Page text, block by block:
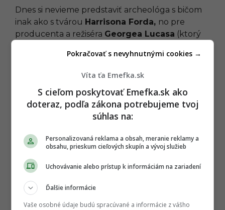
Dnes si nevieme predstaviť archeológa s bičom
inak ako s tvárou Harrisona Forda, no pre
producenta a režiséra Georgea Lucasa (ktorý
pôvodne neprijateľný.Lucas nechcel, aby sa z
neho stal „herec, ktorý je v každom mojom
Graffiti aStar Wars). Prvou a jedinou jasnou
voľbou bolTom Selleck.Selleck absolvoval
kamerové skúšky, ktoré boli také presvedčivé,
Dobyvatelia stratenej archyzačali s jeho
Víta ťa Emefka.sk
S cieľom poskytovať Emefka.sk ako
doteraz, podľa zákona potrebujeme tvoj
súhlas na:
Personalizovaná reklama a obsah, meranie reklamy a
obsahu, prieskum cieľových skupín a vývoj služieb
Uchovávanie alebo prístup k informáciám na zariadení
Ďalšie informácie
Vaše osobné údaje budú spracúvané a informácie z vášho
Pokračovať s nevyhnutnými cookies →